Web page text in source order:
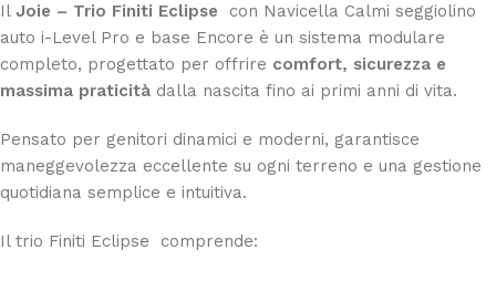
Il Joie – Trio Finiti Eclipse
con Navicella Calmi seggiolino
auto i-Level Pro e base Encore è un sistema modulare
completo, progettato per offrire comfort, sicurezza e
massima praticità dalla nascita fino ai primi anni di vita.
Pensato per genitori dinamici e moderni, garantisce
maneggevolezza eccellente su ogni terreno e una gestione
quotidiana semplice e intuitiva.
Il trio Finiti Eclipse comprende: